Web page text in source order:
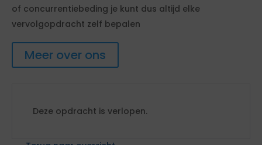
of concurrentiebeding je kunt dus altijd elke
vervolgopdracht zelf bepalen
Meer over ons
Deze opdracht is verlopen.